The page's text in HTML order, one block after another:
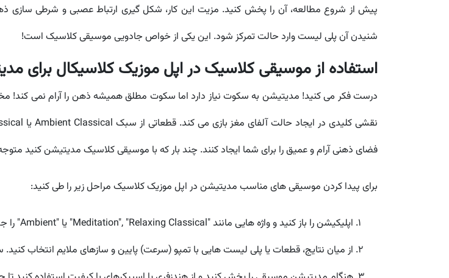
پیش از شروع مطالعه، آن را پخش کنید. مزیت این کار، شکل گیری ارتباط عصبی و شرطی
شنیدن آن پلی لیست وارد حالت تمرکز شود. این یکی از خواص جادویی موسیقی کلاسیک است!
استفاده از موسیقی کلاسیک در اپل موزیک کلاسیکال برای
درست فکر می کنید! مدیتیشن به سکوت نیاز دارد اما سکوت مطلق همیشه ذهن را آرام نمی کند!
فضای ذهنی آرام و عمیق را برای شما ایجاد کنند. چند بار که با موسیقی کلاسیک مدیتیشن کنید
برای پیدا کردن موسیقی های مناسب مدیتیشن در اپل موزیک کلاسیک مراحل زیر را طی کنید:
اپلیکیشن را باز کنید و واژه هایی مانند "Meditation", "Relaxing Classical" یا "Ambient" را جستجو کنید.
از میان نتایج، قطعات یا پلی لیست هایی با تمپو (سرعت) پایین و سازهای ملایم انتخاب